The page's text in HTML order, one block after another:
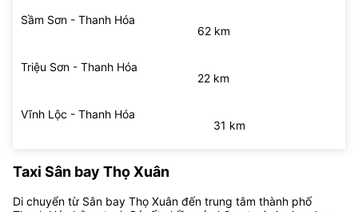
Sầm Sơn - Thanh Hóa
62 km
Triệu Sơn - Thanh Hóa
22 km
Vĩnh Lộc - Thanh Hóa
31 km
Taxi Sân bay Thọ Xuân
Di chuyển từ Sân bay Thọ Xuân đến trung tâm thành phố